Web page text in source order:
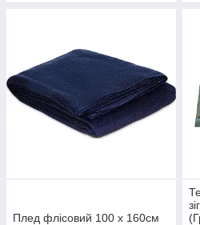
Плед флісовий 100 х 160см